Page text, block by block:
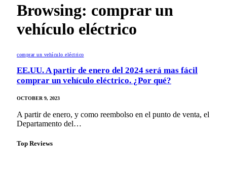
Browsing: comprar un
vehículo eléctrico
comprar un vehículo eléctrico
EE.UU. A partir de enero del 2024 será mas fácil
comprar un vehículo eléctrico. ¿Por qué?
OCTOBER 9, 2023
A partir de enero, y como reembolso en el punto de venta, el
Departamento del…
Top Reviews